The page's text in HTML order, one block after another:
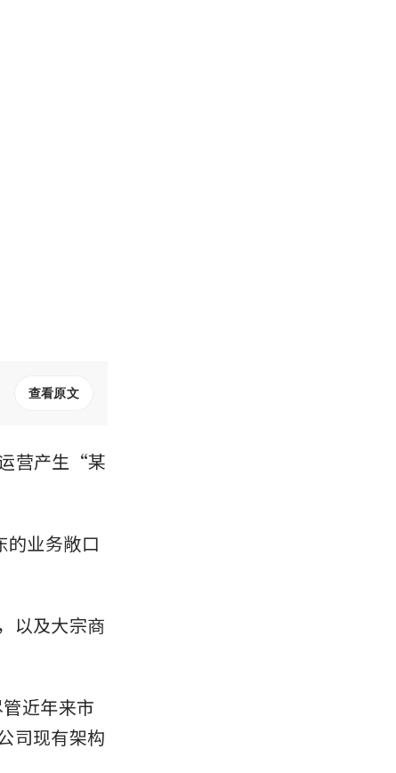
查看原文
营产生“某
的业务敞口
以及大宗商
近年来市
司现有架构